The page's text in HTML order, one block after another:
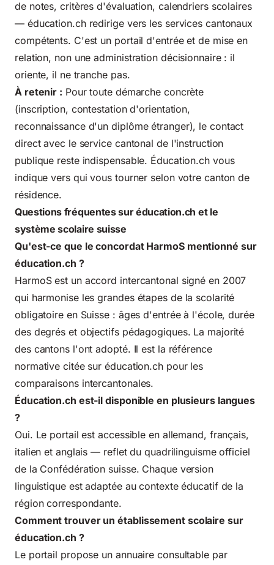
de notes, critères d'évaluation, calendriers scolaires
— éducation.ch redirige vers les services cantonaux
compétents. C'est un portail d'entrée et de mise en
relation, non une administration décisionnaire : il
oriente, il ne tranche pas.
À retenir : Pour toute démarche concrète
(inscription, contestation d'orientation,
reconnaissance d'un diplôme étranger), le contact
direct avec le service cantonal de l'instruction
publique reste indispensable. Éducation.ch vous
indique vers qui vous tourner selon votre canton de
résidence.
Questions fréquentes sur éducation.ch et le
système scolaire suisse
Qu'est-ce que le concordat HarmoS mentionné sur
éducation.ch ?
HarmoS est un accord intercantonal signé en 2007
qui harmonise les grandes étapes de la scolarité
obligatoire en Suisse : âges d'entrée à l'école, durée
des degrés et objectifs pédagogiques. La majorité
des cantons l'ont adopté. Il est la référence
normative citée sur éducation.ch pour les
comparaisons intercantonales.
Éducation.ch est-il disponible en plusieurs langues
?
Oui. Le portail est accessible en allemand, français,
italien et anglais — reflet du quadrilinguisme officiel
de la Confédération suisse. Chaque version
linguistique est adaptée au contexte éducatif de la
région correspondante.
Comment trouver un établissement scolaire sur
éducation.ch ?
Le portail propose un annuaire consultable par